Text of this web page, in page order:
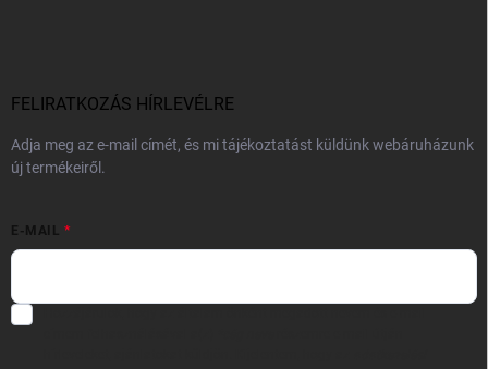
FELIRATKOZÁS HÍRLEVÉLRE
Adja meg az e-mail címét, és mi tájékoztatást küldünk webáruházunk
új termékeiről.
E-MAIL